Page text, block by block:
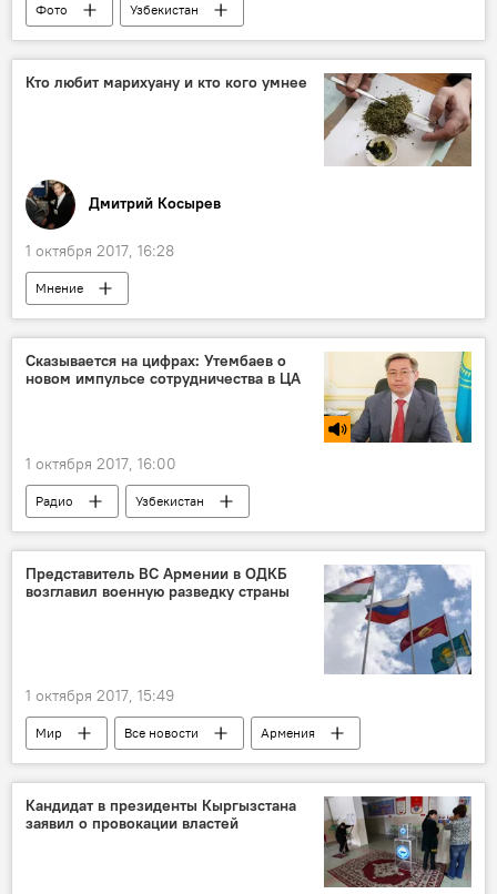
Фото Узбекистан
Кто любит марихуану и кто кого умнее
Дмитрий Косырев
1 октября 2017, 16:28
Мнение
Сказывается на цифрах: Утембаев о
новом импульсе сотрудничества в ЦА
1 октября 2017, 16:00
Радио Узбекистан
Представитель ВС Армении в ОДКБ
возглавил военную разведку страны
1 октября 2017, 15:49
Мир Все новости
Армения
ОДКБ
Кандидат в президенты Кыргызстана
заявил о провокации властей